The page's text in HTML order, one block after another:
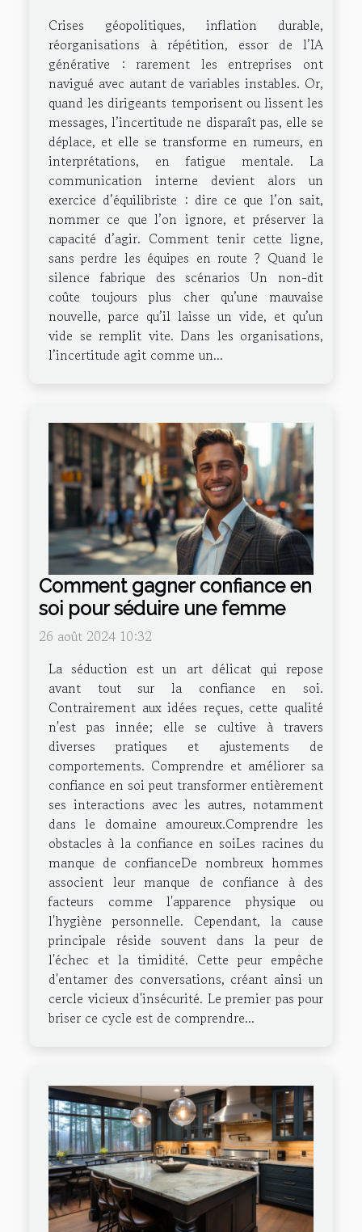
Crises géopolitiques, inflation durable,
réorganisations à répétition, essor de l’IA
générative : rarement les entreprises ont
navigué avec autant de variables instables. Or,
quand les dirigeants temporisent ou lissent les
messages, l’incertitude ne disparaît pas, elle se
déplace, et elle se transforme en rumeurs, en
interprétations, en fatigue mentale. La
communication interne devient alors un
exercice d’équilibriste : dire ce que l’on sait,
nommer ce que l’on ignore, et préserver la
capacité d’agir. Comment tenir cette ligne,
sans perdre les équipes en route ? Quand le
silence fabrique des scénarios Un non-dit
coûte toujours plus cher qu’une mauvaise
nouvelle, parce qu’il laisse un vide, et qu’un
vide se remplit vite. Dans les organisations,
l’incertitude agit comme un...
Comment gagner confiance en
soi pour séduire une femme
26 août 2024 10:32
La séduction est un art délicat qui repose
avant tout sur la confiance en soi.
Contrairement aux idées reçues, cette qualité
n'est pas innée; elle se cultive à travers
diverses pratiques et ajustements de
comportements. Comprendre et améliorer sa
confiance en soi peut transformer entièrement
ses interactions avec les autres, notamment
dans le domaine amoureux.Comprendre les
obstacles à la confiance en soiLes racines du
manque de confianceDe nombreux hommes
associent leur manque de confiance à des
facteurs comme l'apparence physique ou
l'hygiène personnelle. Cependant, la cause
principale réside souvent dans la peur de
l'échec et la timidité. Cette peur empêche
d'entamer des conversations, créant ainsi un
cercle vicieux d'insécurité. Le premier pas pour
briser ce cycle est de comprendre...